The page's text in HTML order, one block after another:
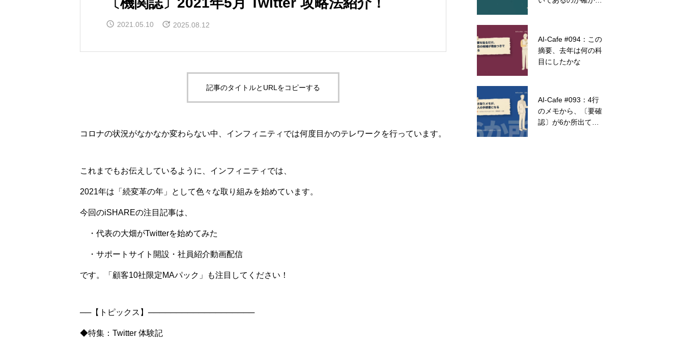
2021.05.10 2025.08.12
記事のタイトルとURLをコピーする
コロナの状況がなかなか変わらない中、インフィニティでは何度目かのテレワークを行っています。
これまでもお伝えしているように、インフィニティでは、
2021年は「続変革の年」として色々な取り組みを始めています。
今回のiSHAREの注目記事は、
・代表の大畑がTwitterを始めてみた
・サポートサイト開設・社員紹介動画配信
です。「顧客10社限定MAパック」も注目してください！
──【トピックス】───────────────────
◆特集：Twitter 体験記
AI-Cafe #094：この
摘要、去年は何の科
目にしたかな
AI-Cafe #093：4行
のメモから、〔要確
認〕が6か所出てき
#003：ホスト – コ
ンピューターの覚え
やすいニックネーム
AI-Cafe
#046： Excelの関数
がわからなくても大